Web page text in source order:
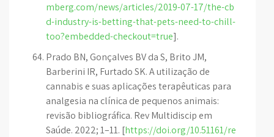
mberg.com/news/articles/2019-07-17/the-cb
d-industry-is-betting-that-pets-need-to-chill-
too?embedded-checkout=true].
Prado BN, Gonçalves BV da S, Brito JM,
Barberini IR, Furtado SK. A utilização de
cannabis e suas aplicações terapêuticas para
analgesia na clínica de pequenos animais:
revisão bibliográfica. Rev Multidiscip em
Saúde. 2022; 1–11. [https://doi.org/10.51161/re